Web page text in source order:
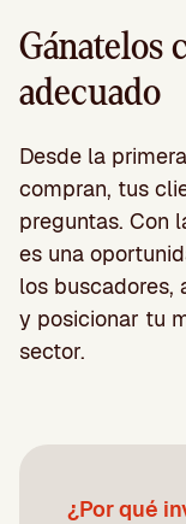
Gánatelos
adecuado
Desde la
compran, tus
preguntas. Con
es una
los buscadores,
y posicionar tu
sector.
¿Por qué